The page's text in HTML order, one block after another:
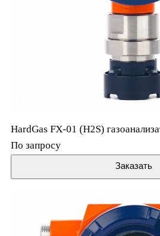
HardGas FX-01 (H2S)
По запросу
Заказать